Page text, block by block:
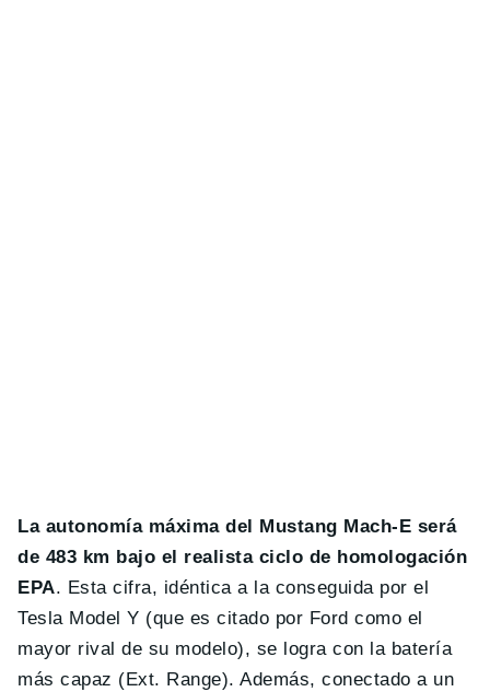
La autonomía máxima del Mustang Mach-E será
de 483 km bajo el realista ciclo de homologación
EPA. Esta cifra, idéntica a la conseguida por el
Tesla Model Y (que es citado por Ford como el
mayor rival de su modelo), se logra con la batería
más capaz (Ext. Range). Además, conectado a un